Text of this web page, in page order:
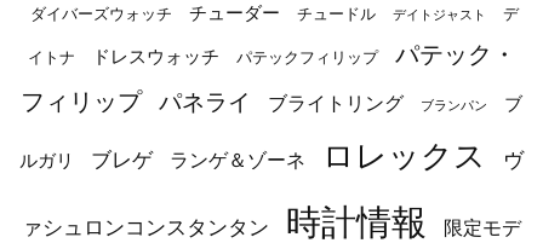
ダイバーズウォッチ チューダー チュードル デイトジャスト デ
イトナ ドレスウォッチ パテックフィリップ
パテック・
フィリップ
パネライ ブライトリング ブランパン ブ
ルガリ ブレゲ ランゲ＆ゾーネ ロレックス ヴ
ァシュロンコンスタンタン 時計情報 限定モデ